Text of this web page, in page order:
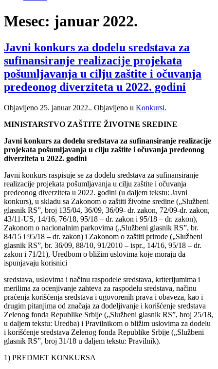
Mesec: januar 2022.
Javni konkurs za dodelu sredstava za
sufinansiranje realizacije projekata
pošumljavanja u cilju zaštite i očuvanja
predeonog diverziteta u 2022. godini
Objavljeno 25. januar 2022.. Objavljeno u Konkursi.
MINISTARSTVO ZAŠTITE ŽIVOTNE SREDINE
Javni konkurs za dodelu sredstava za sufinansiranje realizacije
projekata pošumljavanja u cilju zaštite i očuvanja predeonog
diverziteta u 2022. godini
Javni konkurs raspisuje se za dodelu sredstava za sufinansiranje
realizacije projekata pošumljavanja u cilju zaštite i očuvanja
predeonog diverziteta u 2022. godini (u daljem tekstu: Javni
konkurs), u skladu sa Zakonom o zaštiti životne sredine („Službeni
glasnik RS”, broj 135/04, 36/09, 36/09- dr. zakon, 72/09-dr. zakon,
43/11-US, 14/16, 76/18, 95/18 – dr. zakon i 95/18 – dr. zakon),
Zakonom o nacionalnim parkovima („Službeni glasnik RS”, br.
84/15 i 95/18 – dr. zakon) i Zakonom o zaštiti prirode („Službeni
glasnik RS”, br. 36/09, 88/10, 91/2010 – ispr., 14/16, 95/18 – dr.
zakon i 71/21), Uredbom o bližim uslovima koje moraju da
ispunjavaju korisnici
sredstava, uslovima i načinu raspodele sredstava, kriterijumima i
merilima za ocenjivanje zahteva za raspodelu sredstava, načinu
praćenja korišćenja sredstava i ugovorenih prava i obaveza, kao i
drugim pitanjima od značaja za dodeljivanje i korišćenje sredstava
Zelenog fonda Republike Srbije („Službeni glasnik RS”, broj 25/18,
u daljem tekstu: Uredba) i Pravilnikom o bližim uslovima za dodelu
i korišćenje sredstava Zelenog fonda Republike Srbije („Službeni
glasnik RS”, broj 31/18 u daljem tekstu: Pravilnik).
1) PREDMET KONKURSA